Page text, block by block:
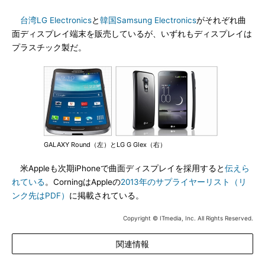
台湾LG Electronicsと韓国Samsung Electronicsがそれぞれ曲
面ディスプレイ端末を販売しているが、いずれもディスプレイは
プラスチック製だ。
GALAXY Round（左）とLG G Glex（右）
米Appleも次期iPhoneで曲面ディスプレイを採用すると伝えら
れている。CorningはAppleの2013年のサプライヤーリスト（リ
ンク先はPDF） に掲載されている。
Copyright © ITmedia, Inc. All Rights Reserved.
関連情報